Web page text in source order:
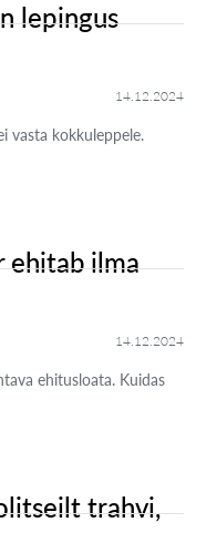
lepingus
14.12.2024
vasta kokkuleppele.
ehitab ilma
14.12.2024
ehitusloata. Kuidas
trahvi,